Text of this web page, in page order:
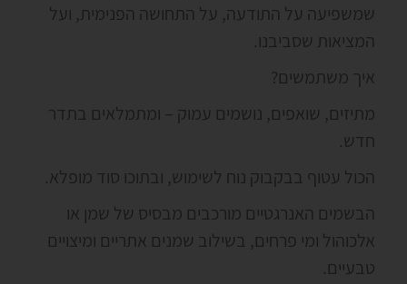
שמשפיעה על התודעה, על התחושה הפנימית, ועל
המציאות שסביבנו.
איך משתמשים?
מתיזים, שואפים, נושמים עמוק – ומתמלאים בתדר
חדש.
הכול עטוף בבקבוק נוח לשימוש, ובתוכו סוד מופלא.
הבשמים האנרגטיים מורכבים מבסיס של שמן או
אלכוהול ומי פרחים, בשילוב שמנים אתריים ומיצויים
טבעיים.